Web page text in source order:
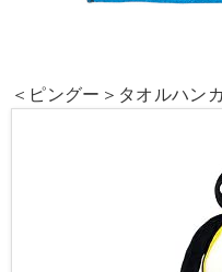
＜ピングー＞タオルハン